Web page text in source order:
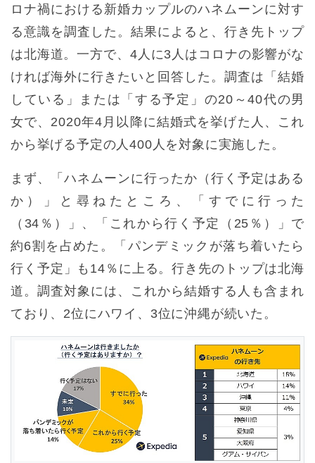
ロナ禍における新婚カップルのハネムーンに対す
る意識を調査した。結果によると、行き先トップ
は北海道。一方で、4人に3人はコロナの影響がな
ければ海外に行きたいと回答した。調査は「結婚
している」または「する予定」の20～40代の男
女で、2020年4月以降に結婚式を挙げた人、これ
から挙げる予定の人400人を対象に実施した。
まず、「ハネムーンに行ったか（行く予定はある
か）」と尋ねたところ、「すでに行った
（34％）」、「これから行く予定（25％）」で
約6割を占めた。「パンデミックが落ち着いたら
行く予定」も14％に上る。行き先のトップは北海
道。調査対象には、これから結婚する人も含まれ
ており、2位にハワイ、3位に沖縄が続いた。